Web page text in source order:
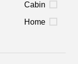
Cabin
Home